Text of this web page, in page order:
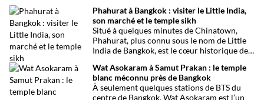
Phahurat à Bangkok : visiter le Little India,
son marché et le temple sikh
Situé à quelques minutes de Chinatown,
Phahurat, plus connu sous le nom de Little
India de Bangkok, est le cœur historique de
capitale thaïlandaise. Entre son célèbre
marché aux tissus, ses restaurants
traditionnels, ses épiceries et son
Wat Asokaram à Samut Prakan : le temple
blanc méconnu près de Bangkok
À seulement quelques stations de BTS du
centre de Bangkok, Wat Asokaram est l’un